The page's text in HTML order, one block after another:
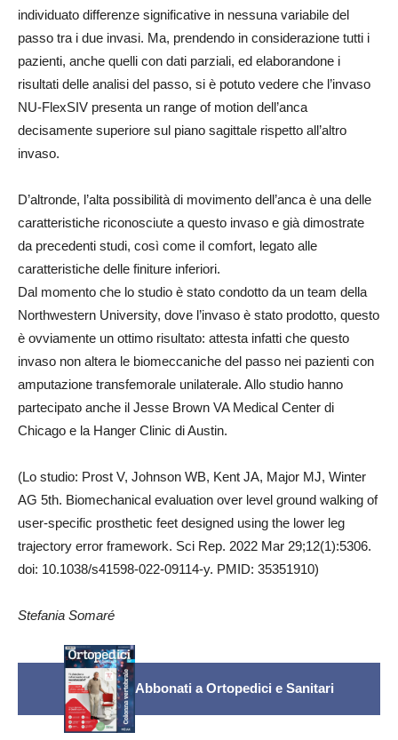
individuato differenze significative in nessuna variabile del
passo tra i due invasi. Ma, prendendo in considerazione tutti i
pazienti, anche quelli con dati parziali, ed elaborandone i
risultati delle analisi del passo, si è potuto vedere che l’invaso
NU-FlexSIV presenta un range of motion dell’anca
decisamente superiore sul piano sagittale rispetto all’altro
invaso.
D’altronde, l’alta possibilità di movimento dell’anca è una delle
caratteristiche riconosciute a questo invaso e già dimostrate
da precedenti studi, così come il comfort, legato alle
caratteristiche delle finiture inferiori.
Dal momento che lo studio è stato condotto da un team della
Northwestern University, dove l’invaso è stato prodotto, questo
è ovviamente un ottimo risultato: attesta infatti che questo
invaso non altera le biomeccaniche del passo nei pazienti con
amputazione transfemorale unilaterale. Allo studio hanno
partecipato anche il Jesse Brown VA Medical Center di
Chicago e la Hanger Clinic di Austin.
(Lo studio: Prost V, Johnson WB, Kent JA, Major MJ, Winter
AG 5th. Biomechanical evaluation over level ground walking of
user-specific prosthetic feet designed using the lower leg
trajectory error framework. Sci Rep. 2022 Mar 29;12(1):5306.
doi: 10.1038/s41598-022-09114-y. PMID: 35351910)
Stefania Somaré
Abbonati a Ortopedici e Sanitari